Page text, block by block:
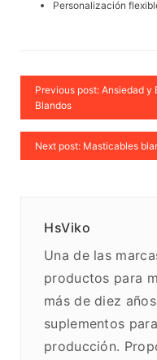
Personalización
Previous post: Ansiedad
Blandos
Next post: Masticables
HsViko
Una de las
productos para
más de diez
suplementos
producción.